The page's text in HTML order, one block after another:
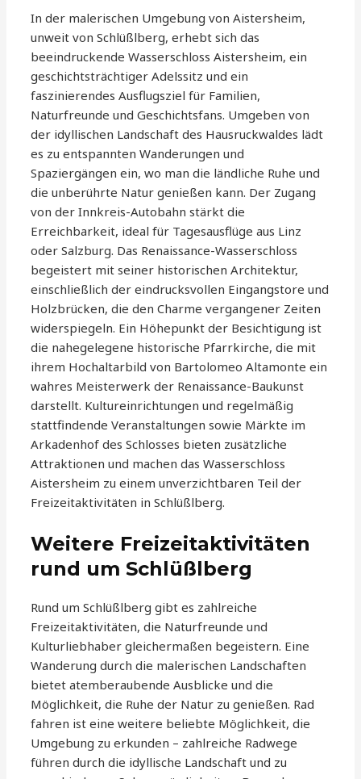
In der malerischen Umgebung von Aistersheim,
unweit von Schlüßlberg, erhebt sich das
beeindruckende Wasserschloss Aistersheim, ein
geschichtsträchtiger Adelssitz und ein
faszinierendes Ausflugsziel für Familien,
Naturfreunde und Geschichtsfans. Umgeben von
der idyllischen Landschaft des Hausruckwaldes lädt
es zu entspannten Wanderungen und
Spaziergängen ein, wo man die ländliche Ruhe und
die unberührte Natur genießen kann. Der Zugang
von der Innkreis-Autobahn stärkt die
Erreichbarkeit, ideal für Tagesausflüge aus Linz
oder Salzburg. Das Renaissance-Wasserschloss
begeistert mit seiner historischen Architektur,
einschließlich der eindrucksvollen Eingangstore und
Holzbrücken, die den Charme vergangener Zeiten
widerspiegeln. Ein Höhepunkt der Besichtigung ist
die nahegelegene historische Pfarrkirche, die mit
ihrem Hochaltarbild von Bartolomeo Altamonte ein
wahres Meisterwerk der Renaissance-Baukunst
darstellt. Kultureinrichtungen und regelmäßig
stattfindende Veranstaltungen sowie Märkte im
Arkadenhof des Schlosses bieten zusätzliche
Attraktionen und machen das Wasserschloss
Aistersheim zu einem unverzichtbaren Teil der
Freizeitaktivitäten in Schlüßlberg.
Weitere Freizeitaktivitäten
rund um Schlüßlberg
Rund um Schlüßlberg gibt es zahlreiche
Freizeitaktivitäten, die Naturfreunde und
Kulturliebhaber gleichermaßen begeistern. Eine
Wanderung durch die malerischen Landschaften
bietet atemberaubende Ausblicke und die
Möglichkeit, die Ruhe der Natur zu genießen. Rad
fahren ist eine weitere beliebte Möglichkeit, die
Umgebung zu erkunden – zahlreiche Radwege
führen durch die idyllische Landschaft und zu